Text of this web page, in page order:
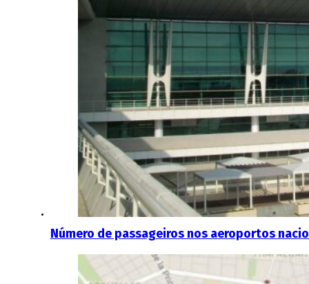
Número de passageiros nos aeroportos